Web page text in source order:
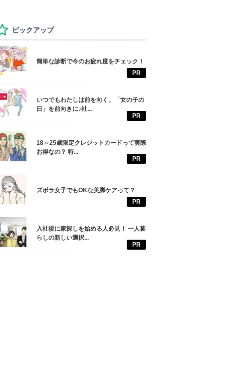
ピックアップ
簡単な診断で今のお疲れ度をチェック！
PR
いつでもわたしは前を向く。「女の子の
日」を前向きに♪社...
PR
18～25歳限定クレジットカードって実際
お得なの？ 特...
PR
ズボラ女子でもOKな美脚ケアって？
PR
入社後に家探しを始める人必見！ 一人暮
らしの新しい選択...
PR